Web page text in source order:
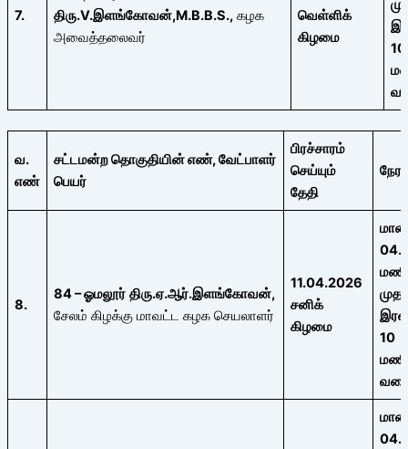
7.
திரு.V.இளங்கோவன்,M.B.B.S., கழக
அவைத்தலைவர்
வெள்ளிக்
கிழமை
10
வ.
எண்
சட்டமன்ற தொகுதியின் எண்,வேட்பாளர்
பெயர்
பிரச்சாரம்
செய்யும்
தேதி
8.
84– ஓமலூர் திரு.ஏ.ஆர்.இளங்கோவன்,
சேலம் கிழக்கு மாவட்ட கழக செயலாளர்
11.04.2026
சனிக்
கிழமை
மணி
10
மணி